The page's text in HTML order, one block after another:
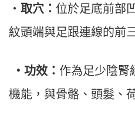
・ 取穴： 位於足底前部
紋頭端與足跟連線的前
・功效： 作為足少陰腎
機能，與骨骼、頭髮、